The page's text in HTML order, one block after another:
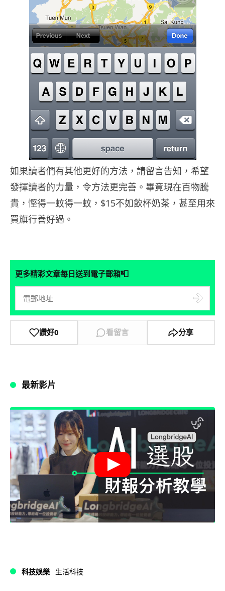
如果讀者們有其他更好的方法，請留言告知，希望
發揮讀者的力量，令方法更完善。畢竟現在百物騰
貴，慳得一蚊得一蚊，$15不如飲杯奶茶，甚至用來
買旗行善好過。
更多精彩文章每日送到電子郵箱📮
讚好0 看留言 分享
最新影片
科技娛樂 生活科技